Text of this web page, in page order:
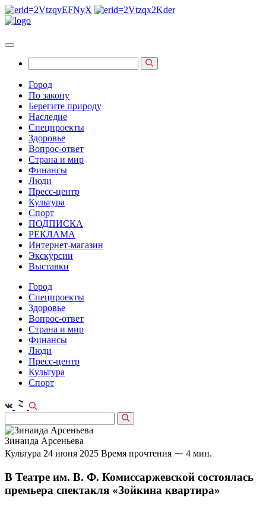
Город
По закону
Берегите природу
Наследие
Спецпроекты
Здоровье
Вопрос-ответ
Страна и мир
Финансы
Люди
Пресс-центр
Культура
Спорт
ПОДПИСКА
РЕКЛАМА
Интернет-магазин
Экскурсии
Выставки
Город
Спецпроекты
Здоровье
Вопрос-ответ
Страна и мир
Финансы
Люди
Пресс-центр
Культура
Спорт
Зинаида Арсеньева
Культура 24 июня 2025 Время прочтения ⁓ 4 мин.
В Театре им. В. Ф. Комиссаржевской состоялась
премьера спектакля «Зойкина квартира»